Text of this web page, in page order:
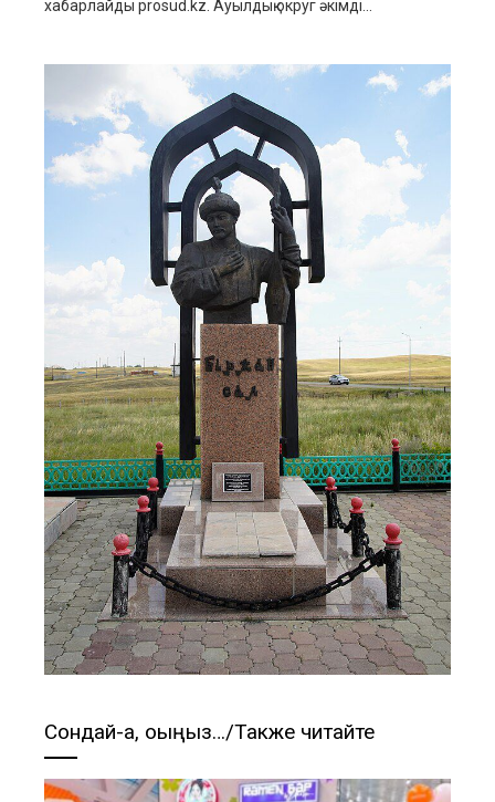
хабарлайды prosud.kz. Ауылдық округ әкімді...
Сондай-ақ, оқыңыз…/Также читайте